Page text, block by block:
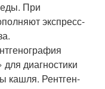
При
экспресс-
диагностики
кашля. Рентген-